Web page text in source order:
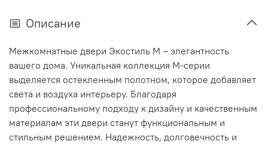
Описание
Межкомнатные двери Экостиль М – элегантность
вашего дома. Уникальная коллекция М-серии
выделяется остекленным полотном, которое добавляет
света и воздуха интерьеру. Благодаря
профессиональному подходу к дизайну и качественным
материалам эти двери станут функциональным и
стильным решением. Надежность, долговечность и